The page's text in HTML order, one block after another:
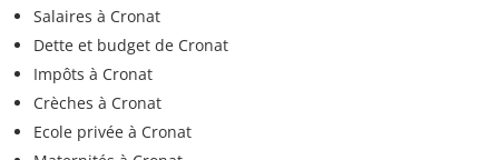
Salaires à Cronat
Dette et budget de Cronat
Impôts à Cronat
Crèches à Cronat
Ecole privée à Cronat